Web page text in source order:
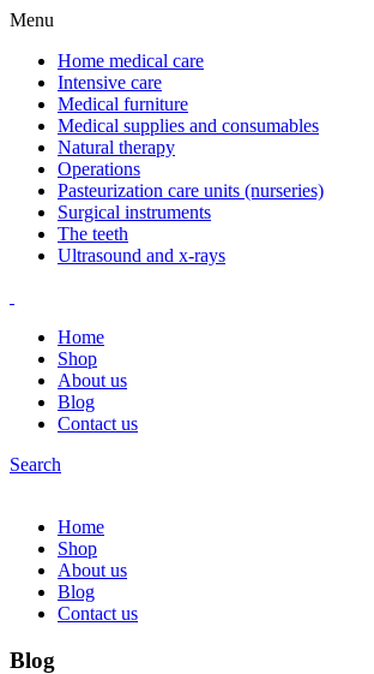
Menu
Home medical care
Intensive care
Medical furniture
Medical supplies and consumables
Natural therapy
Operations
Pasteurization care units (nurseries)
Surgical instruments
The teeth
Ultrasound and x-rays
Home
Shop
About us
Blog
Contact us
Search
Home
Shop
About us
Blog
Contact us
Blog